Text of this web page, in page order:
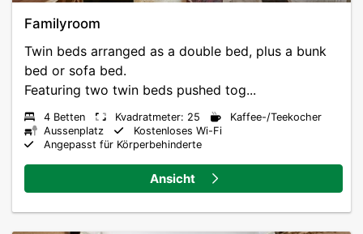
Familyroom
Twin beds arranged as a double bed, plus a bunk
bed or sofa bed.
Featuring two twin beds pushed tog...
4 Betten Kvadratmeter: 25
Kaffee-/Teekocher
Aussenplatz
Kostenloses Wi-Fi
Angepasst für Körperbehinderte
Ansicht